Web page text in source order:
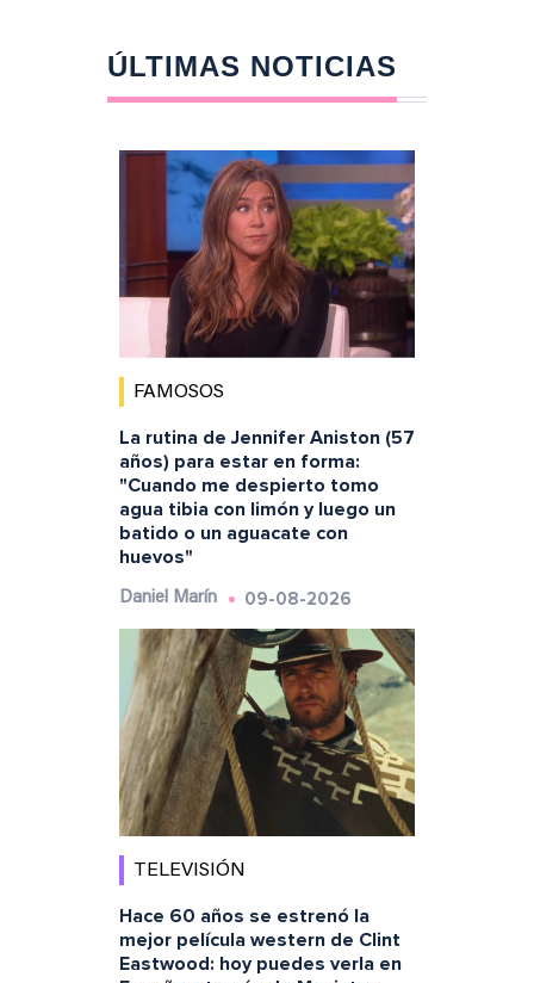
ÚLTIMAS NOTICIAS
FAMOSOS
La rutina de Jennifer Aniston (57
años) para estar en forma:
"Cuando me despierto tomo
agua tibia con limón y luego un
batido o un aguacate con
huevos"
Daniel Marín 09-08-2026
TELEVISIÓN
Hace 60 años se estrenó la
mejor película western de Clint
Eastwood: hoy puedes verla en